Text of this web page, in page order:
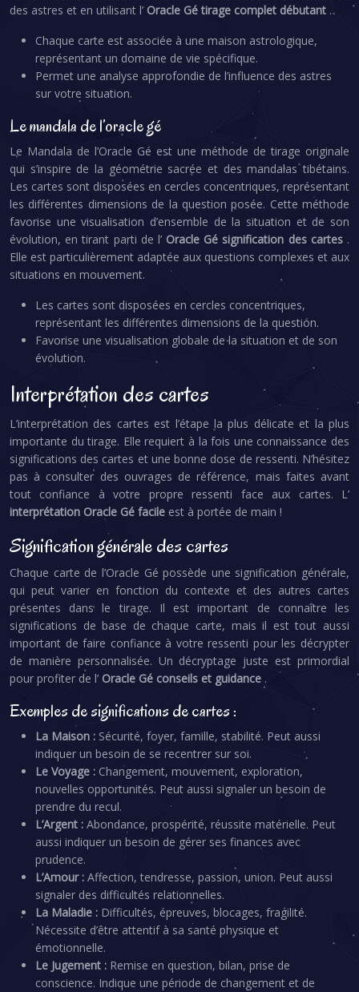
des astres et en utilisant l’ Oracle Gé tirage complet débutant .
Chaque carte est associée à une maison astrologique,
représentant un domaine de vie spécifique.
Permet une analyse approfondie de l’influence des astres
sur votre situation.
Le mandala de l’oracle gé
Le Mandala de l’Oracle Gé est une méthode de tirage originale
qui s’inspire de la géométrie sacrée et des mandalas tibétains.
Les cartes sont disposées en cercles concentriques, représentant
les différentes dimensions de la question posée. Cette méthode
favorise une visualisation d’ensemble de la situation et de son
évolution, en tirant parti de l’ Oracle Gé signification des cartes .
Elle est particulièrement adaptée aux questions complexes et aux
situations en mouvement.
Les cartes sont disposées en cercles concentriques,
représentant les différentes dimensions de la question.
Favorise une visualisation globale de la situation et de son
évolution.
Interprétation des cartes
L’interprétation des cartes est l’étape la plus délicate et la plus
importante du tirage. Elle requiert à la fois une connaissance des
significations des cartes et une bonne dose de ressenti. N’hésitez
pas à consulter des ouvrages de référence, mais faites avant
tout confiance à votre propre ressenti face aux cartes. L’
interprétation Oracle Gé facile est à portée de main !
Signification générale des cartes
Chaque carte de l’Oracle Gé possède une signification générale,
qui peut varier en fonction du contexte et des autres cartes
présentes dans le tirage. Il est important de connaître les
significations de base de chaque carte, mais il est tout aussi
important de faire confiance à votre ressenti pour les décrypter
de manière personnalisée. Un décryptage juste est primordial
pour profiter de l’ Oracle Gé conseils et guidance .
Exemples de significations de cartes :
La Maison : Sécurité, foyer, famille, stabilité. Peut aussi
indiquer un besoin de se recentrer sur soi.
Le Voyage : Changement, mouvement, exploration,
nouvelles opportunités. Peut aussi signaler un besoin de
prendre du recul.
L’Argent : Abondance, prospérité, réussite matérielle. Peut
aussi indiquer un besoin de gérer ses finances avec
prudence.
L’Amour : Affection, tendresse, passion, union. Peut aussi
signaler des difficultés relationnelles.
La Maladie : Difficultés, épreuves, blocages, fragilité.
Nécessite d’être attentif à sa santé physique et
émotionnelle.
Le Jugement : Remise en question, bilan, prise de
conscience. Indique une période de changement et de